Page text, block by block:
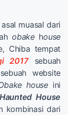
muasal dari
obakehouse
Chiba tempat
2017sebuah
website
houseini
House
kombinasi dari